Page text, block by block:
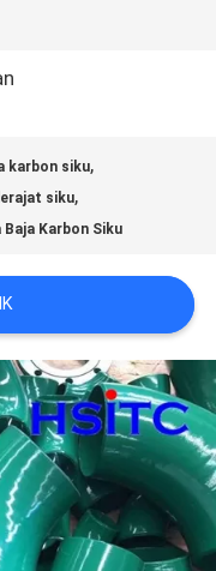
karbon siku,
siku,
Baja Karbon Siku